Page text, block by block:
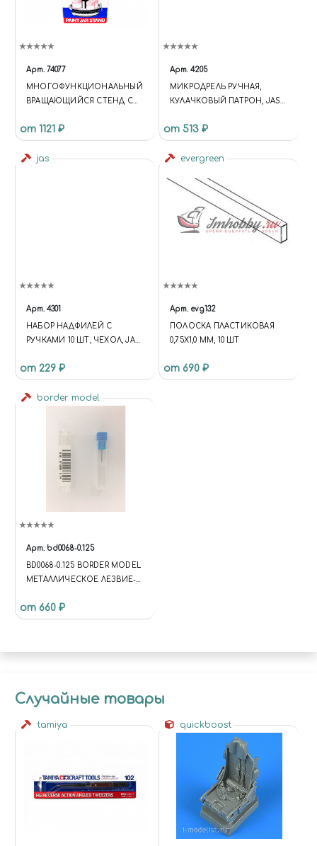
Арт. 74077
МНОГОФУНКЦИОНАЛЬНЫЙ
ВРАЩАЮЩИЙСЯ СТЕНД С
от 1121 ₽
Арт. 4205
МИКРОДРЕЛЬ РУЧНАЯ,
КУЛАЧКОВЫЙ ПАТРОН, JAS
от 513 ₽
jas
Арт. 4301
НАБОР НАДФИЛЕЙ С
РУЧКАМИ 10 ШТ, ЧЕХОЛ, JAS
от 229 ₽
evergreen
Арт. evg132
ПОЛОСКА ПЛАСТИКОВАЯ
0,75Х1,0 ММ, 10 ШТ
от 690 ₽
border model
Арт. bd0068-0.125
BD0068-0.125 BORDER MODEL
МЕТАЛЛИЧЕСКОЕ ЛЕЗВИЕ-
от 660 ₽
Случайные товары
tamiya quickboost